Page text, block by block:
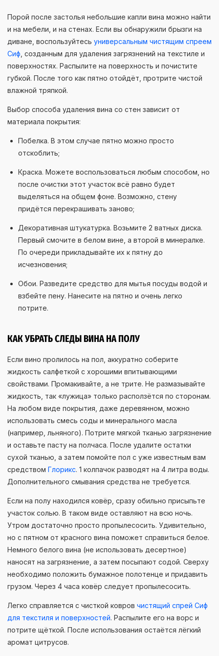
Порой после застолья небольшие капли вина можно найти
и на мебели, и на стенах. Если вы обнаружили брызги на
диване, воспользуйтесь универсальным чистящим спреем
Сиф , созданным для удаления загрязнений на текстиле и
поверхностях. Распылите на поверхность и почистите
губкой. После того как пятно отойдёт, протрите чистой
влажной тряпкой.
Выбор способа удаления вина со стен зависит от
материала покрытия:
Побелка. В этом случае пятно можно просто
отскоблить;
Краска. Можете воспользоваться любым способом, но
после очистки этот участок всё равно будет
выделяться на общем фоне. Возможно, стену
придётся перекрашивать заново;
Декоративная штукатурка. Возьмите 2 ватных диска.
Первый смочите в белом вине, а второй в минералке.
По очереди прикладывайте их к пятну до
исчезновения;
Обои. Разведите средство для мытья посуды водой и
взбейте пену. Нанесите на пятно и очень легко
потрите.
КАК УБРАТЬ СЛЕДЫ ВИНА НА ПОЛУ
Если вино пролилось на пол, аккуратно соберите
жидкость салфеткой с хорошими впитывающими
свойствами. Промакивайте, а не трите. Не размазывайте
жидкость, так «лужица» только расползётся по сторонам.
На любом виде покрытия, даже деревянном, можно
использовать смесь соды и минерального масла
(например, льняного). Потрите мягкой тканью загрязнение
и оставьте пасту на полчаса. После удалите остатки
сухой тканью, а затем помойте пол с уже известным вам
средством Глорикс. 1 колпачок разводят на 4 литра воды.
Дополнительного смывания средства не требуется.
Если на полу находился ковёр, сразу обильно присыпьте
участок солью. В таком виде оставляют на всю ночь.
Утром достаточно просто пропылесосить. Удивительно,
но с пятном от красного вина поможет справиться белое.
Немного белого вина (не использовать десертное)
наносят на загрязнение, а затем посыпают содой. Сверху
необходимо положить бумажное полотенце и придавить
грузом. Через 4 часа ковёр следует пропылесосить.
Легко справляется с чисткой ковров чистящий спрей Сиф
для текстиля и поверхностей. Распылите его на ворс и
потрите щёткой. После использования остаётся лёгкий
аромат цитрусов.